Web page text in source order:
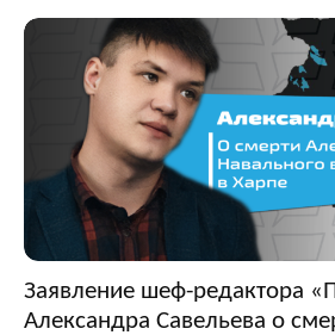
Заявление шеф-редактора
Александра Савельева о